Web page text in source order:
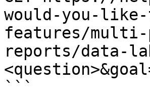
would-you-
features/multi-
reports/data-
```